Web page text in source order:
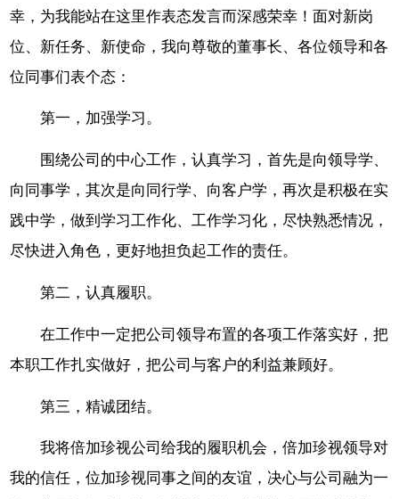
幸，为我能站在这里作表态发言而深感荣幸！面对新岗
位、新任务、新使命，我向尊敬的董事长、各位领导和各
位同事们表个态：
第一，加强学习。
围绕公司的中心工作，认真学习，首先是向领导学、
向同事学，其次是向同行学、向客户学，再次是积极在实
践中学，做到学习工作化、工作学习化，尽快熟悉情况，
尽快进入角色，更好地担负起工作的责任。
第二，认真履职。
在工作中一定把公司领导布置的各项工作落实好，把
本职工作扎实做好，把公司与客户的利益兼顾好。
第三，精诚团结。
我将倍加珍视公司给我的履职机会，倍加珍视领导对
我的信任，位加珍视同事之间的友谊，决心与公司融为一